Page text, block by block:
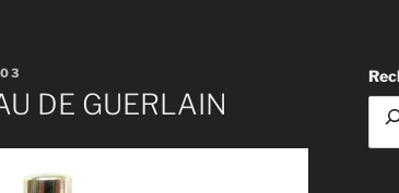
DE GUERLAIN